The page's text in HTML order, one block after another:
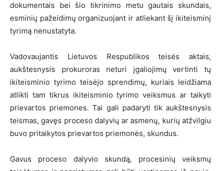
dokumentais bei šio tikrinimo metu gautais skundais,
esminių pažeidimų organizuojant ir atliekant šį ikiteisminį
tyrimą nenustatyta.
Vadovaujantis Lietuvos Respublikos teisės aktais,
aukštesnysis prokuroras neturi įgaliojimų vertinti tų
ikiteisminio tyrimo teisėjo sprendimų, kuriais leidžiama
atlikti tam tikrus ikiteisminio tyrimo veiksmus ar taikyti
prievartos priemones. Tai gali padaryti tik aukštesnysis
teismas, gavęs proceso dalyvių ar asmenų, kurių atžvilgiu
buvo pritaikytos prievartos priemonės, skundus.
Gavus proceso dalyvio skundą, procesinių veiksmų